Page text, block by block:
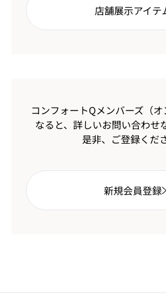
店舗展示アイテ
コンフォートQメンバーズ（
なると、 詳しいお問い合わせ
是非、ご登録くだ
新規会員登録